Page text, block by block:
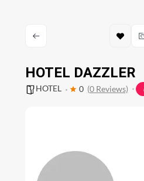
HOTEL DAZZLER
HOTEL 0 (0 Reviews)